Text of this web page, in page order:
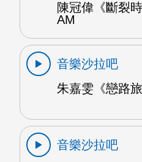
陳冠偉《斷裂
AM
音樂沙拉吧
朱嘉雯《戀路
音樂沙拉吧